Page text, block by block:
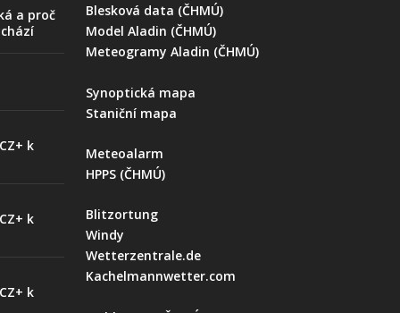
a proč
k
k
k
Blesková data (ČHMÚ)
Model Aladin (ČHMÚ)
Meteogramy Aladin (ČHMÚ)
Synoptická mapa
Staniční mapa
Meteoalarm
HPPS (ČHMÚ)
Blitzortung
Windy
Wetterzentrale.de
Kachelmannwetter.com